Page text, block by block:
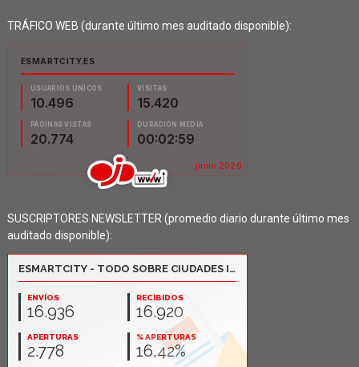
TRÁFICO WEB (durante último mes auditado disponible):
SUSCRIPTORES NEWSLETTER (promedio diario durante último mes
auditado disponible):